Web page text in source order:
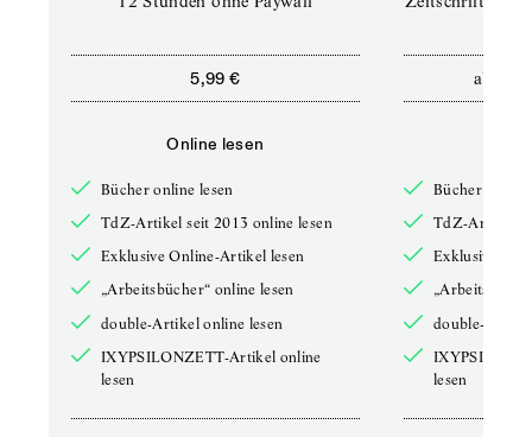
5,99 €
Online lesen
Bücher online lesen
TdZ-Artikel seit 2013 online lesen
Exklusive Online-Artikel lesen
„Arbeitsbücher“ online lesen
double-Artikel online lesen
IXYPSILONZETT-Artikel online
lesen
ab
Bücher online
TdZ-Artikel
Exklusive
double-
lesen